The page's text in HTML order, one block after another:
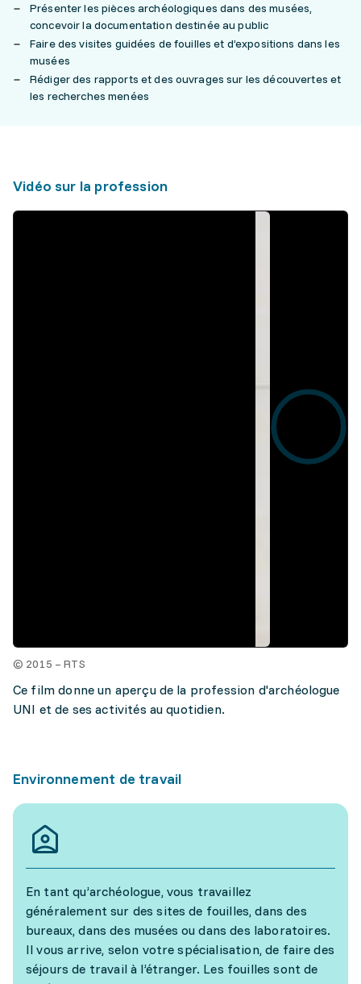
Présenter les pièces archéologiques dans des musées,
concevoir la documentation destinée au public
Faire des visites guidées de fouilles et d’expositions dans les
musées
Rédiger des rapports et des ouvrages sur les découvertes et
les recherches menées
Vidéo sur la profession
© 2015 – RTS
Ce film donne un aperçu de la profession d'archéologue
UNI et de ses activités au quotidien.
Environnement de travail
En tant qu’archéologue, vous travaillez
généralement sur des sites de fouilles, dans des
bureaux, dans des musées ou dans des laboratoires.
Il vous arrive, selon votre spécialisation, de faire des
séjours de travail à l’étranger. Les fouilles sont de